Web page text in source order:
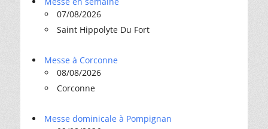
07/08/2026
Saint Hippolyte Du Fort
Messe à Corconne
08/08/2026
Corconne
Messe dominicale à Pompignan